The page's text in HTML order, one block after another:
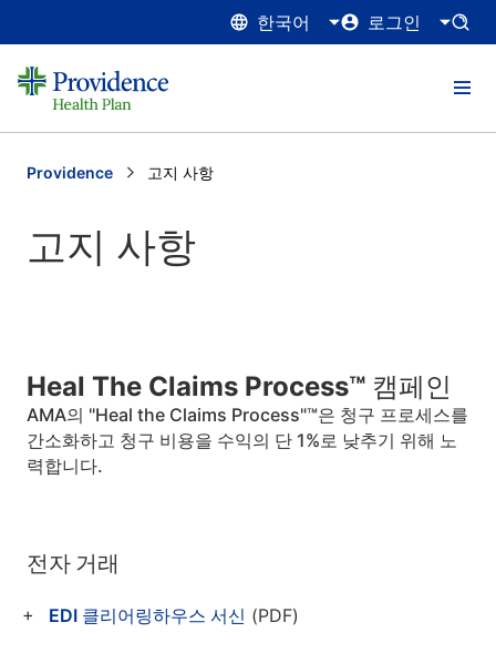
한국어 로그인
Providence Current:
고지 사항
고지 사항
Heal The Claims Process™ 캠페인
AMA의 "Heal the Claims Process"™은 청구 프로세스를
간소화하고 청구 비용을 수익의 단 1%로 낮추기 위해 노
력합니다.
전자 거래
EDI 클리어링하우스 서신 (PDF)